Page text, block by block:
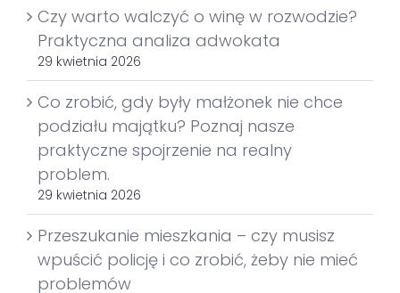
Czy warto walczyć o winę w rozwodzie?
Praktyczna analiza adwokata
29 kwietnia 2026
Co zrobić, gdy były małżonek nie chce
podziału majątku? Poznaj nasze
praktyczne spojrzenie na realny
problem.
29 kwietnia 2026
Przeszukanie mieszkania – czy musisz
wpuścić policję i co zrobić, żeby nie mieć
problemów